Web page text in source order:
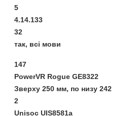
5
4.14.133
32
так, всі мови
147
PowerVR Rogue GE8322
Зверху 250 мм, по низу 242
2
Unisoc UIS8581a